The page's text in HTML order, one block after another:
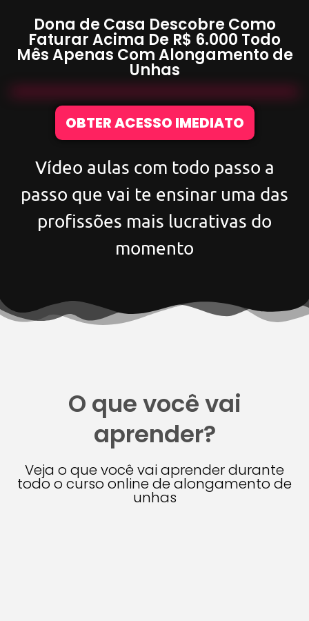
Dona de Casa Descobre Como
Faturar Acima De R$ 6.000 Todo
Mês Apenas ComAlongamento de
Unhas
OBTER ACESSO IMEDIATO
Vídeo aulas com todo passo a
passo que vai te ensinar uma das
profissões mais lucrativas do
momento
O que você vai
aprender?
Veja o que você vai aprender durante
todo o curso online de alongamento de
unhas